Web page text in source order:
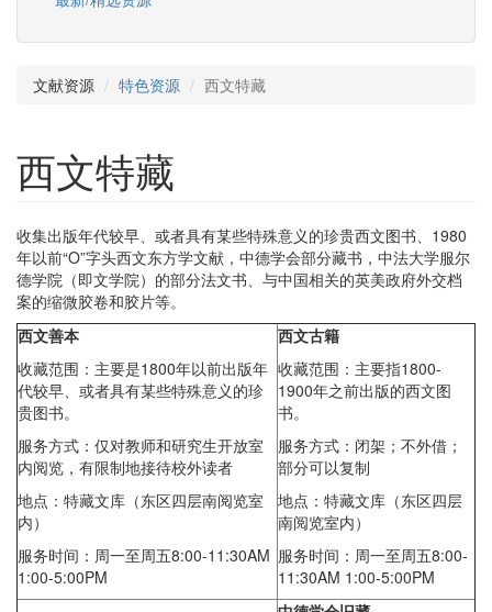
文献资源 特色资源 西文特藏
西文特藏
收集出版年代较早、或者具有某些特殊意义的珍贵西文图书、1980
年以前“O”字头西文东方学文献，中德学会部分藏书，中法大学服尔
德学院（即文学院）的部分法文书、与中国相关的英美政府外交档
案的缩微胶卷和胶片等。
西文善本
收藏范围：主要是1800年以前出版年
代较早、或者具有某些特殊意义的珍
贵图书。
服务方式：仅对教师和研究生开放室
内阅览，有限制地接待校外读者
地点：特藏文库（东区四层南阅览室
内）
服务时间：周一至周五8:00-11:30AM
1:00-5:00PM
西文古籍
收藏范围：主要指1800-
1900年之前出版的西文图
书。
服务方式：闭架；不外借；
部分可以复制
地点：特藏文库（东区四层
南阅览室内）
服务时间：周一至周五8:00-
11:30AM 1:00-5:00PM